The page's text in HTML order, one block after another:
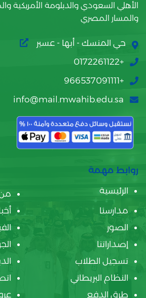
الأهلي السعودي والدبلومة الأمريكية
والمسار المصري
حي المنسك - أبها - عسير
+0172261122
+966537091111
info@mail.mwahib.edu.sa
روابط مهمة
الرئيسية
مدارسنا
الصور
إصداراتنا
تسجيل الطلاب
النظام البريطاني
طرق الدفع